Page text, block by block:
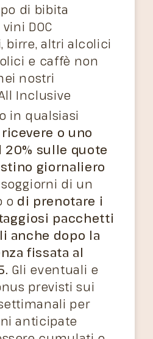
di bibita
DOC
birre, altri alcolici
e caffè non
nostri
Inclusive
in qualsiasi
ricevere o uno
20% sulle quote
giornaliero
di un
o di prenotare i
pacchetti
anche dopo la
fissata al
Gli eventuali e
previsti sui
per
anticipate